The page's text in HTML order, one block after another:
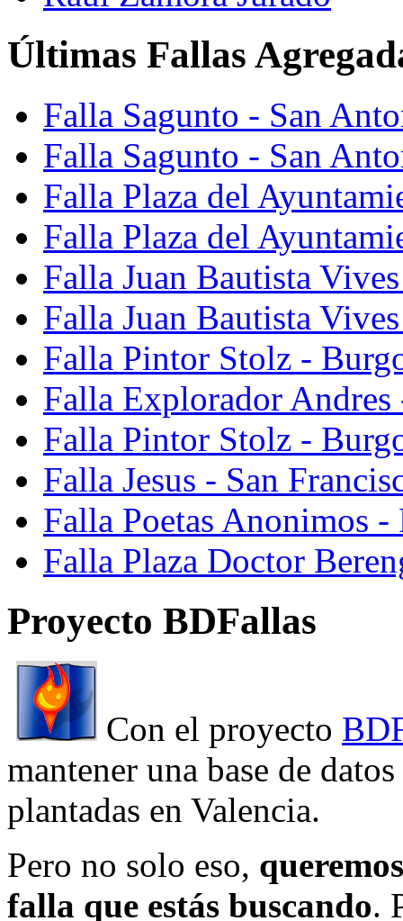
Últimas Fallas
Falla Sagunto - San
Falla Sagunto - San
Falla Plaza del
Falla Plaza del
Falla Juan Bautista
Falla Juan Bautista
Falla Pintor Stolz -
Falla Explorador Andres
Falla Pintor Stolz -
Falla Jesus - San
Falla Poetas Anonimos
Falla Plaza Doctor
Proyecto BDFallas
Con el proyecto
mantener una base de
plantadas en Valencia.
Pero no solo eso,
falla que estás buscando.